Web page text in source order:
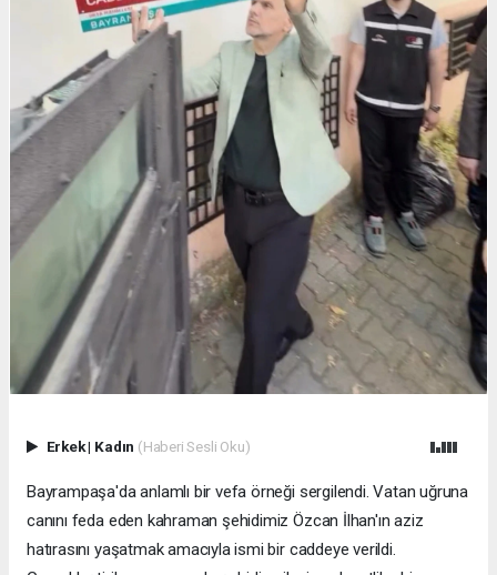
Erkek| Kadın (Haberi Sesli Oku)
Bayrampaşa'da anlamlı bir vefa örneği sergilendi. Vatan uğruna
canını feda eden kahraman şehidimiz Özcan İlhan'ın aziz
hatırasını yaşatmak amacıyla ismi bir caddeye verildi.